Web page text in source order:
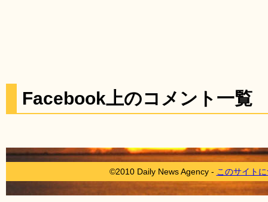
Facebook上のコメント一覧
©2010 Daily News Agency - このサイト